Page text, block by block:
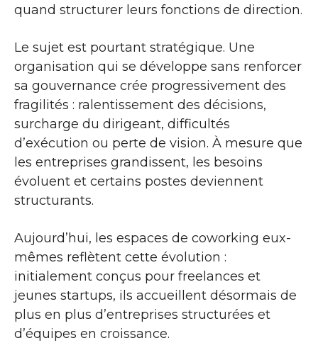
quand structurer leurs fonctions de direction.
Le sujet est pourtant stratégique. Une
organisation qui se développe sans renforcer
sa gouvernance crée progressivement des
fragilités : ralentissement des décisions,
surcharge du dirigeant, difficultés
d’exécution ou perte de vision. À mesure que
les entreprises grandissent, les besoins
évoluent et certains postes deviennent
structurants.
Aujourd’hui, les espaces de coworking eux-
mêmes reflètent cette évolution :
initialement conçus pour freelances et
jeunes startups, ils accueillent désormais de
plus en plus d’entreprises structurées et
d’équipes en croissance.